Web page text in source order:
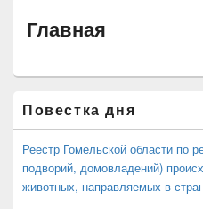
Главная
основной
боковой
панели
Повестка дня
Реестр Гомельской области по
подворий, домовладений)
животных, направляемых в